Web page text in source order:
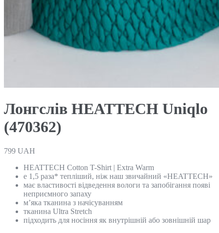
Лонгслів HEATTECH Uniqlo
(470362)
799 UAH
HEATTECH Cotton T-Shirt | Extra Warm
e 1,5 раза* тепліший, ніж наш звичайний «HEATTECH»
має властивості відведення вологи та запобігання появі
неприємного запаху
м’яка тканина з начісуванням
тканина Ultra Stretch
підходить для носіння як внутрішній або зовнішній шар